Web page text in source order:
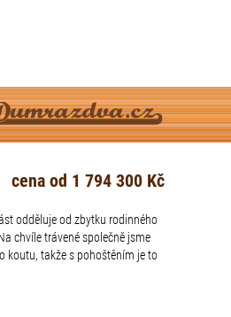
cena od 1 794 300 Kč
odděluje od zbytku rodinného
chvíle trávené společně jsme
koutu, takže s pohoštěním je to